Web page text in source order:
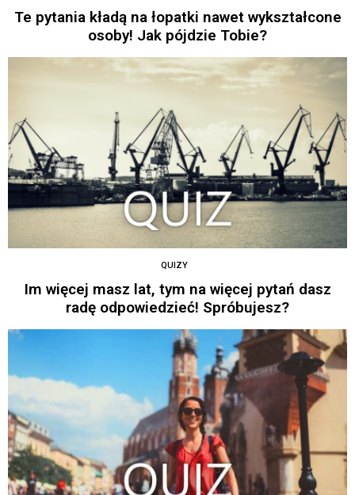
Te pytania kładą na łopatki nawet wykształcone
osoby! Jak pójdzie Tobie?
QUIZY
Im więcej masz lat, tym na więcej pytań dasz
radę odpowiedzieć! Spróbujesz?